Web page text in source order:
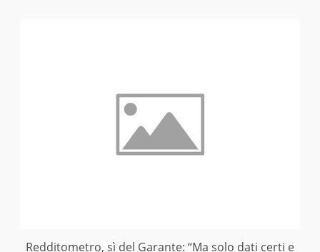
Redditometro, sì del Garante: “Ma solo dati certi e